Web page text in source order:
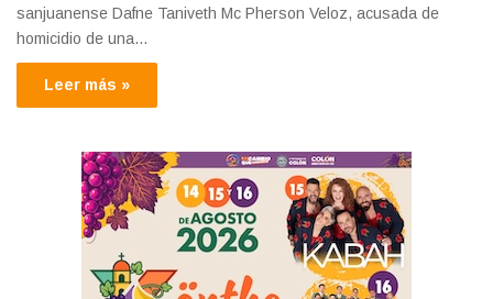
sanjuanense Dafne Taniveth Mc Pherson Veloz, acusada de
homicidio de una…
Leer más »